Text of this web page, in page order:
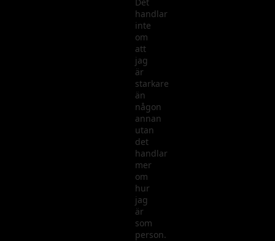
handlar
inte
om
att
jag
är
starkare
än
någon
annan
utan
det
handlar
mer
om
hur
jag
är
som
person.